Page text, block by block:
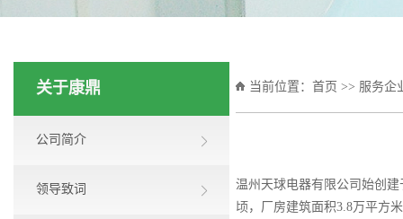
关于康鼎
公司简介
领导致词
当前位置： 首页 >> 服务企
温州天球电器有限公司始创
顷，厂房建筑面积3.8万平方